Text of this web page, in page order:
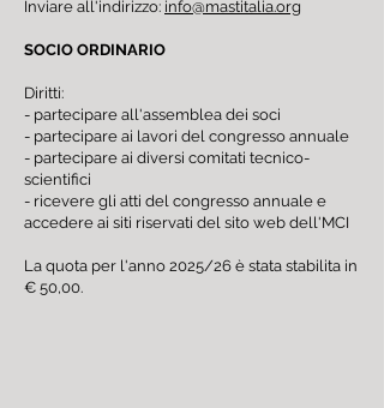
Inviare all'indirizzo: info@mastitalia.org
SOCIO ORDINARIO
Diritti:
- partecipare all'assemblea dei soci
- partecipare ai lavori del congresso annuale
- partecipare ai diversi comitati tecnico-
scientifici
- ricevere gli atti del congresso annuale e
accedere ai siti riservati del sito web dell'MCI
La quota per l'anno 2025/26 è stata stabilita in
€ 50,00.